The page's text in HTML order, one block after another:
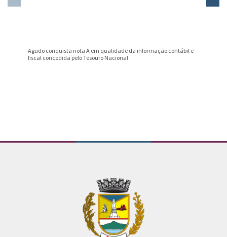
Agudo conquista nota A em qualidade da informação contábil e
fiscal concedida pelo Tesouro Nacional